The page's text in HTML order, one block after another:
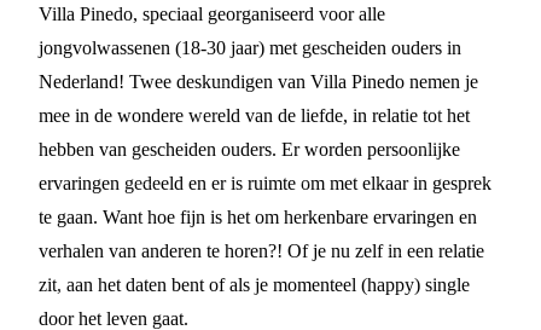
Villa Pinedo, speciaal georganiseerd voor alle
jongvolwassenen (18-30 jaar) met gescheiden ouders in
Nederland! Twee deskundigen van Villa Pinedo nemen je
mee in de wondere wereld van de liefde, in relatie tot het
hebben van gescheiden ouders. Er worden persoonlijke
ervaringen gedeeld en er is ruimte om met elkaar in gesprek
te gaan. Want hoe fijn is het om herkenbare ervaringen en
verhalen van anderen te horen?! Of je nu zelf in een relatie
zit, aan het daten bent of als je momenteel (happy) single
door het leven gaat.